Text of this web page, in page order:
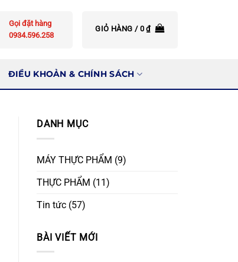
Gọi đặt hàng
0934.596.258
GIỎ HÀNG / 0₫
ĐIỀU KHOẢN & CHÍNH SÁCH
DANH MỤC
MÁY THỰC PHẨM (9)
THỰC PHẨM (11)
Tin tức (57)
BÀI VIẾT MỚI